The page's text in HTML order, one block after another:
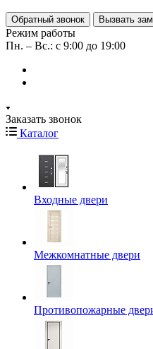
Обратный звонок Вызвать
Режим работы
Пн. – Вс.: с 9:00 до 19:00
Заказать звонок
Каталог
Входные двери
Межкомнатные двери
Противопожарные